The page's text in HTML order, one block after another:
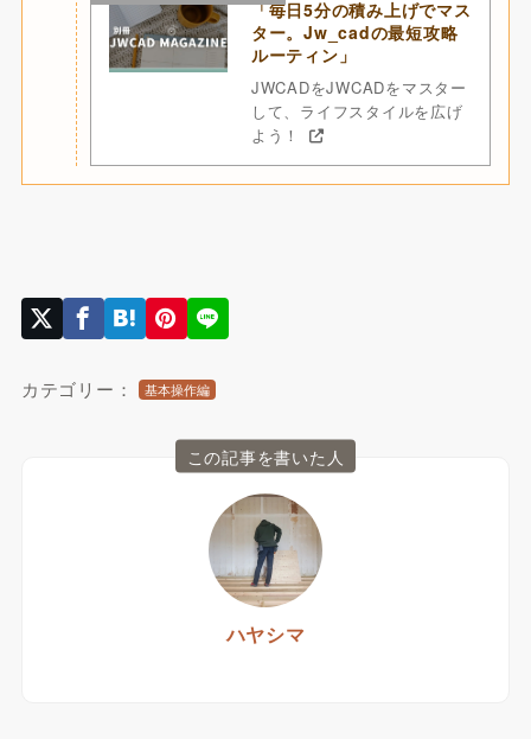
「毎日5分の積み上げでマス
ター。Jw_cadの最短攻略
ルーティン」
JWCADをJWCADをマスター
して、ライフスタイルを広げ
よう！
カテゴリー： 基本操作編
この記事を書いた人
ハヤシマ